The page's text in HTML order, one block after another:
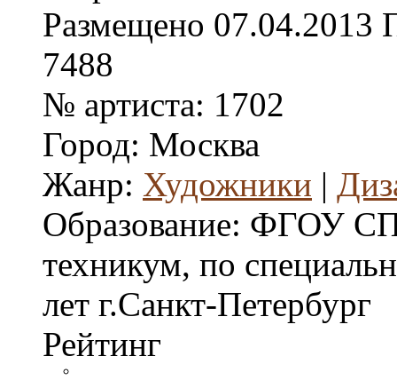
Размещено 07.04.2013
7488
№ артиста: 1702
Город: Москва
Жанр: Художники |
Образование: ФГОУ
техникум, по
лет г.Санкт-Петербург
Рейтинг